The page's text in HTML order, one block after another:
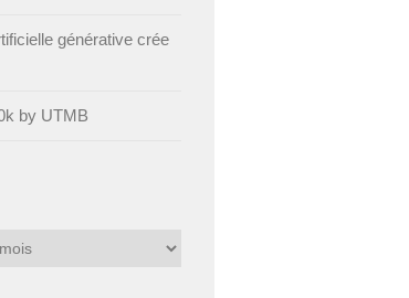
générative crée
by UTMB